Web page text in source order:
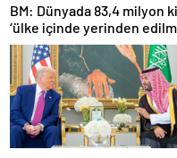
BM: Dünyada 83,4 milyon
‘ülke içinde yerinden
olarak yaşıyor